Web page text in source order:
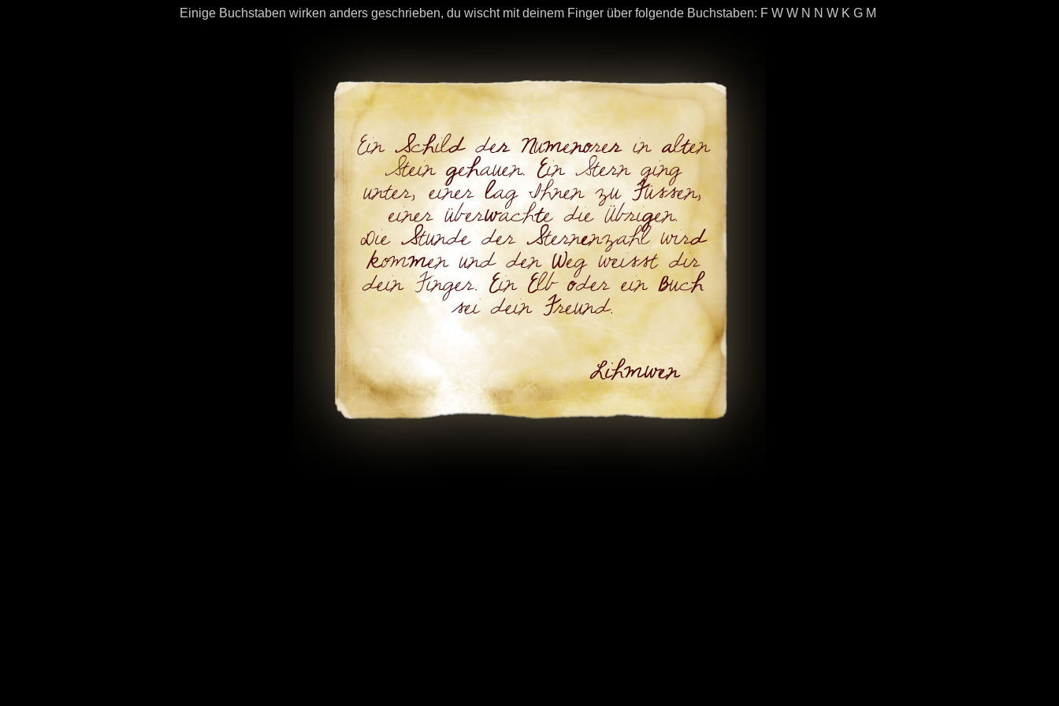
Einige Buchstaben wirken anders geschrieben, du wischt mit deinem Finger über folgende Buchstaben: F W W N N W K G M